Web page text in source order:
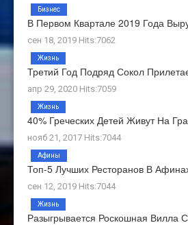
В Первом Квартале 2019 Года
сен 18, 2019 Hits:7062
Бизнес
Третий Год Подряд Сокол
апр 29, 2020 Hits:7059
Жизнь
40% Греческих Детей Живут На
нояб 21, 2017 Hits:7044
Жизнь
Топ-5 Лучших Ресторанов В
сен 12, 2019 Hits:7044
Афины
Разыгрывается Роскошная Вилла
Жизнь